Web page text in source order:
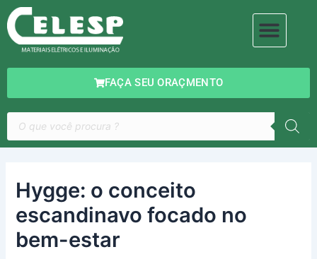
para
conteúdo
FAÇA SEU ORAÇMENTO
Pesquisar
produtos
Hygge: o conceito
escandinavo focado no
bem-estar
de
Post